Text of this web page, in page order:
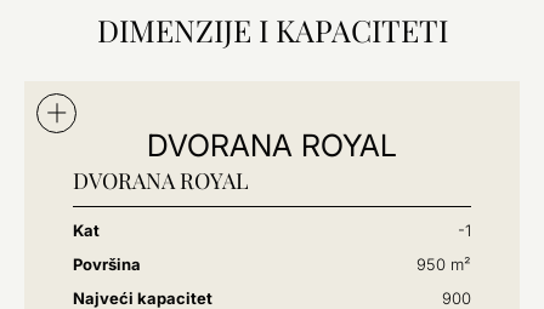
DIMENZIJE I KAPACITETI
DVORANA ROYAL
DVORANA ROYAL
Kat
-1
Površina
950 m²
Najveći kapacitet
900